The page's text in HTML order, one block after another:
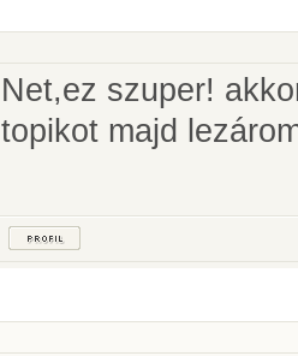
Net,ez szuper!
topikot majd